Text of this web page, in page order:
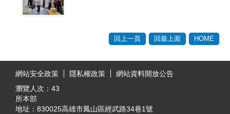
回上一頁 回最上面 HOME
網站安全政策
隱私權政策
網站資料開放公告
瀏覽人次： 43
所本部
地址：830025高雄市鳳山區經武路34巷1號